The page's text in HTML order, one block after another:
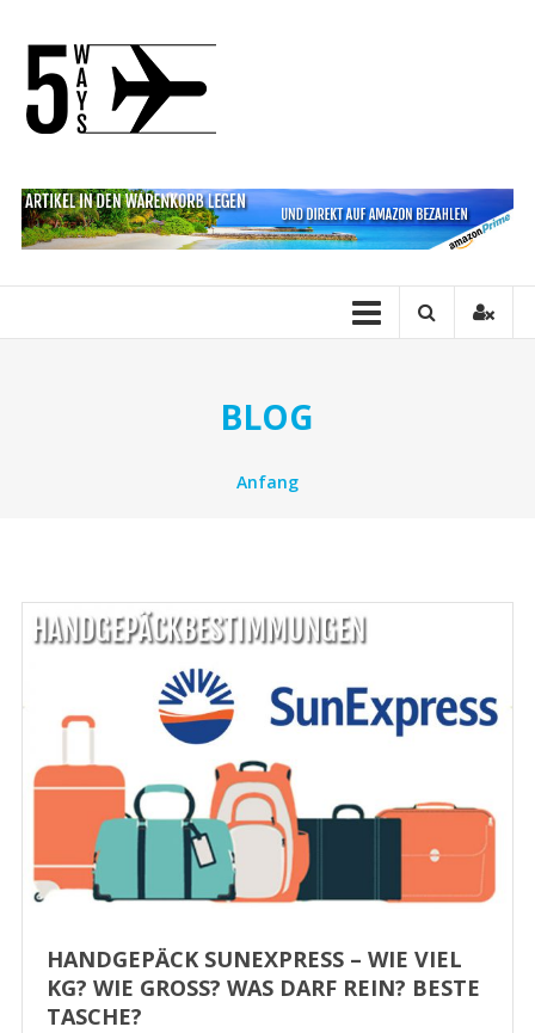
BLOG
Anfang
HANDGEPÄCK SUNEXPRESS – WIE VIEL
KG? WIE GROSS? WAS DARF REIN? BESTE T
ASCHE?